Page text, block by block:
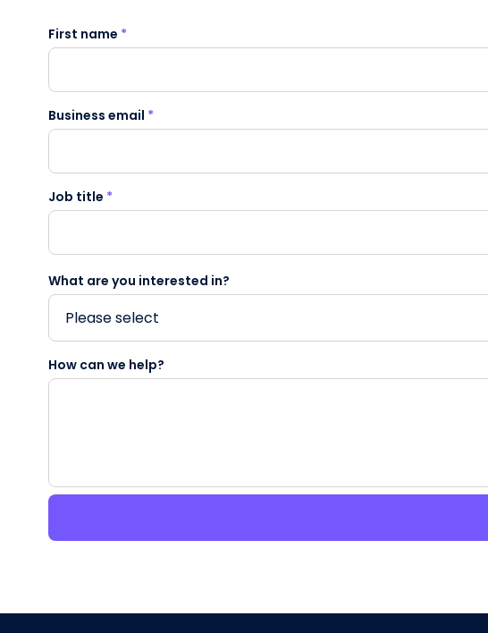
First name *
Business email *
Job title *
What are you interested in?
How can we help?